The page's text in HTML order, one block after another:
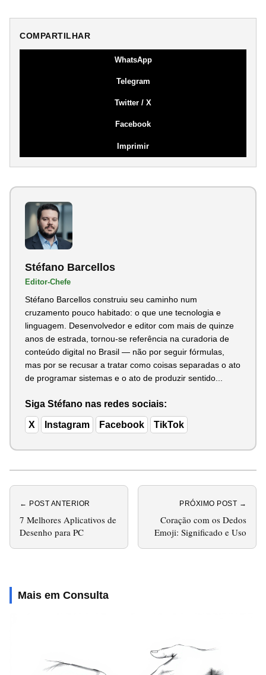
COMPARTILHAR
WhatsApp
Telegram
Twitter / X
Facebook
Imprimir
Stéfano Barcellos
Editor-Chefe
Stéfano Barcellos construiu seu caminho num
cruzamento pouco habitado: o que une tecnologia e
linguagem. Desenvolvedor e editor com mais de quinze
anos de estrada, tornou-se referência na curadoria de
conteúdo digital no Brasil — não por seguir fórmulas,
mas por se recusar a tratar como coisas separadas o ato
de programar sistemas e o ato de produzir sentido...
Siga Stéfano nas redes sociais:
X Instagram Facebook TikTok
← POST ANTERIOR
7 Melhores Aplicativos de
Desenho para PC
PRÓXIMO POST →
Coração com os Dedos
Emoji: Significado e Uso
Mais em Consulta